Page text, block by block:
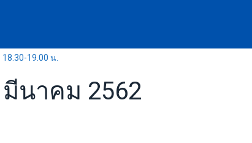
19.00 น.
นาคม 2562